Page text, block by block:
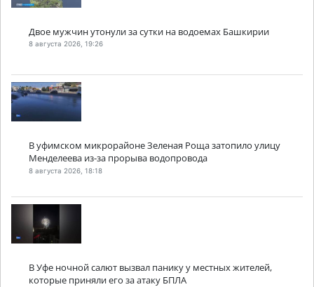
Двое мужчин утонули за сутки на водоемах Башкирии
8 августа 2026, 19:26
В уфимском микрорайоне Зеленая Роща затопило улицу
Менделеева из-за прорыва водопровода
8 августа 2026, 18:18
В Уфе ночной салют вызвал панику у местных жителей,
которые приняли его за атаку БПЛА